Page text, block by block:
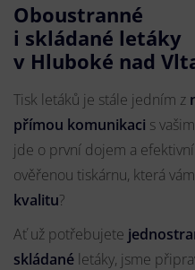
Oboustranné
i skládané letáky
v Hluboké nad
Tisk letáků je stále jedním z
přímou komunikaci s
jde o první dojem a
ověřenou tiskárnu, která
kvalitu?
Ať už potřebujete
skládané letáky, jsme